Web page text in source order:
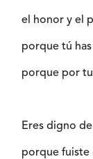
el honor y el
porque tú
porque por
Eres digno
porque fuiste